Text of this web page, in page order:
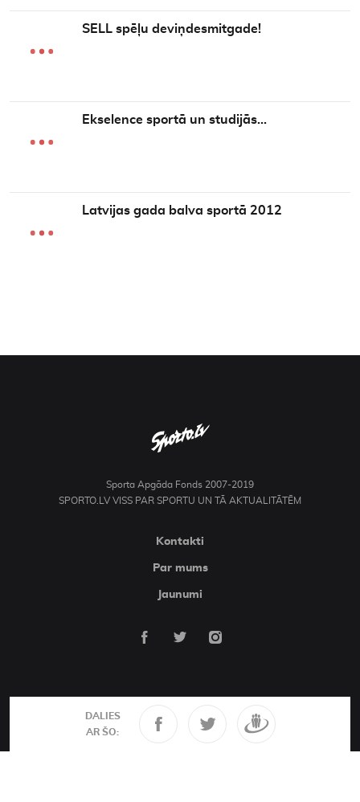
DALIES
AR ŠO:
SELL spēļu deviņdesmitgade!
Ekselence sportā un studijās…
Latvijas gada balva sportā 2012
Sporta Apgāda Fonds 2007-2019
SPORTO.LV VISS PAR SPORTU UN TĀ AKTUALITĀTĒM
Kontakti
Par mums
Jaunumi